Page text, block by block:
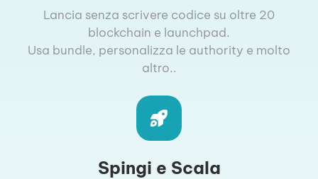
Lancia senza scrivere codice su oltre 20
blockchain e launchpad.
Usa bundle, personalizza le authority e molto
altro..
Spingi e Scala